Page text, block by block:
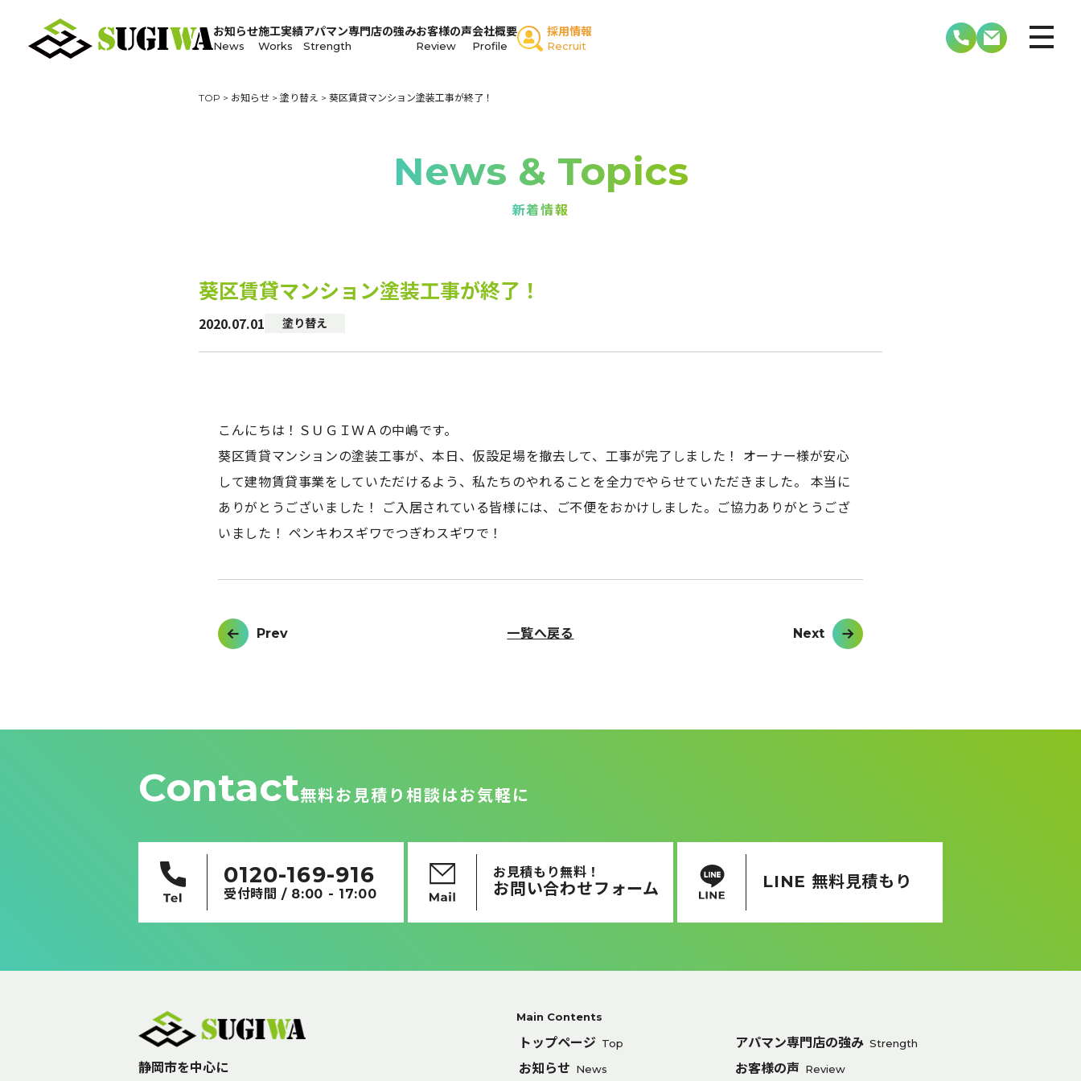
お知らせ
News
施工実績
Works
アパマン専門店の強み
Strength
お客様の声
Review
会社概要
Profile
採用情報
Recruit
TOP > お知らせ > 塗り替え > 葵区賃貸マンション塗装工事が終了！
News & Topics
新着情報
葵区賃貸マンション塗装工事が終了！
2020.07.01 塗り替え
こんにちは！ＳＵＧＩＷＡの中嶋です。
葵区賃貸マンションの塗装工事が、本日、仮設足場を撤去して、工事が完了しました！ オーナー様が安心
して建物賃貸事業をしていただけるよう、私たちのやれることを全力でやらせていただきました。 本当に
ありがとうございました！ ご入居されている皆様には、ご不便をおかけしました。ご協力ありがとうござ
いました！ ペンキわスギワでつぎわスギワで！
投
稿
ョ
Prev Next
一覧へ戻る
Contact無料お見積り相談はお気軽に
0120-169-916
受付時間 / 8:00 - 17:00
お見積もり無料！
お問い合わせフォーム LINE 無料見積もり
静岡市を中心に
Main Contents
トップページ Top アパマン専門店の強み Strength
お知らせ News お客様の声 Review